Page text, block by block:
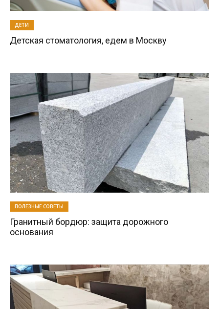
ДЕТИ
Детская стоматология, едем в Москву
ПОЛЕЗНЫЕ СОВЕТЫ
Гранитный бордюр: защита дорожного
основания